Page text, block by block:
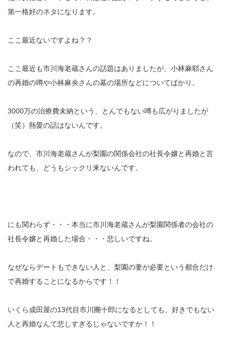
第一格好のネタになります。
ここ最近ないですよね？？
ここ最近も市川海老蔵さんの話題はありましたが、小林麻耶さん
の再婚の噂や小林麻央さんの墓の場所などについてばかり。
3000万の治療費未納という、とんでもない噂も広がりましたが
（笑）熱愛の話はないんです。
なので、市川海老蔵さんが梨園の関係会社の社長令嬢と再婚と言
われても、どうもシックリ来ないんです。
にも関わらず・・・本当に市川海老蔵さんが梨園関係者の会社の
社長令嬢と再婚した場合・・・悲しいですね。
なぜならデートもできない人と、梨園の妻が必要という都合だけ
で再婚することになるからです！！
いくら成田屋の13代目市川團十郎になるとしても、好きでもない
人と再婚なんて悲しすぎるじゃないですか！！